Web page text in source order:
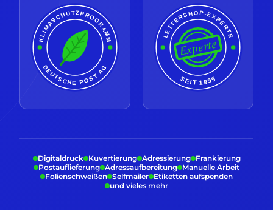
KLIMASCHUTZPROGRAMM
DEUTSCHE POST AG
LETTERSHOP-EXPERTE
SEIT 1995
Experte
Digitaldruck Kuvertierung Adressierung Frankierung
Postauflieferung Adressaufbereitung Manuelle Arbeit
Folienschweißen Selfmailer Etiketten aufspenden
und vieles mehr